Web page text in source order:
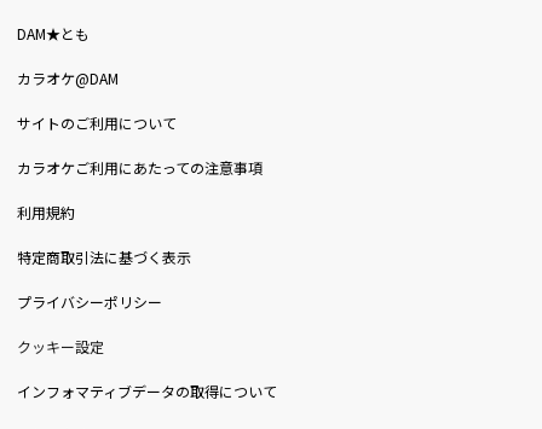
DAM★とも
カラオケ@DAM
サイトのご利用について
カラオケご利用にあたっての注意事項
利用規約
特定商取引法に基づく表示
プライバシーポリシー
クッキー設定
インフォマティブデータの取得について